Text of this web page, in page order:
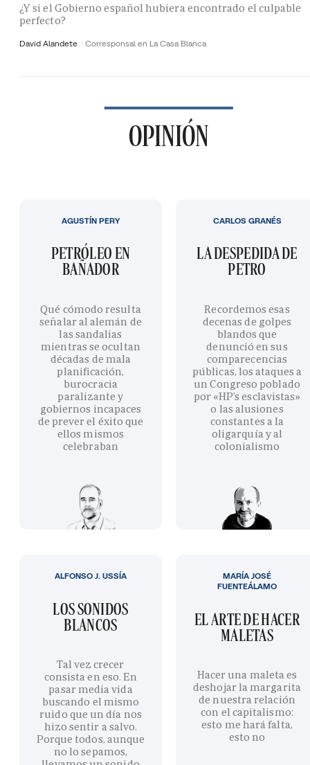
¿Y si el Gobierno español hubiera encontrado el culpable
perfecto?
David Alandete Corresponsal en La Casa Blanca
OPINIÓN
PETRÓLEO EN
BAÑADOR
Qué cómodo resulta
señalar al alemán de
las sandalias
mientras se ocultan
décadas de mala
planificación,
burocracia
paralizante y
gobiernos incapaces
de prever el éxito que
ellos mismos
celebraban
AGUSTÍN PERY
LA DESPEDIDA DE
PETRO
Recordemos esas
decenas de golpes
blandos que
denunció en sus
comparecencias
públicas, los ataques a
un Congreso poblado
por «HP’s esclavistas»
o las alusiones
constantes a la
oligarquía y al
colonialismo
CARLOS GRANÉS
LOS SONIDOS
BLANCOS
Tal vez crecer
consista en eso. En
pasar media vida
buscando el mismo
ruido que un día nos
hizo sentir a salvo.
Porque todos, aunque
no lo sepamos,
ALFONSO J. USSÍA
EL ARTE DE HACER
MALETAS
Hacer una maleta es
deshojar la margarita
de nuestra relación
con el capitalismo:
esto me hará falta,
esto no
MARÍA JOSÉ
FUENTEÁLAMO